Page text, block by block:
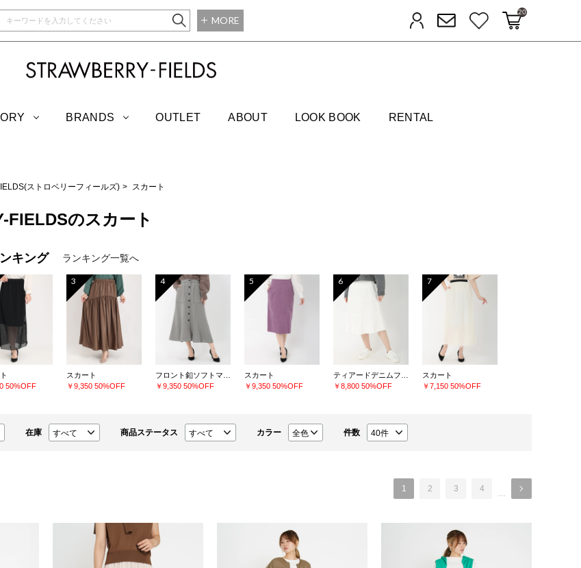
MORE ログイン メルマガ登録お気に入りカートに入れる
20
BRANDS OUTLET ABOUT LOOK BOOK RENTAL
ストロベリーフィールズ) スカート
FIELDSのスカート
キング ランキング一覧へ
50%OFF
3
スカート
￥9,350 50%OFF
4
￥9,350 50%OFF
5
スカート
￥9,350 50%OFF
6
￥8,800 50%OFF
7
スカート
￥7,150 50%OFF
在庫 商品ステータス カラー 件数
1 2 3 4 …